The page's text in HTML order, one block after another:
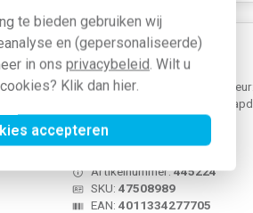
te bieden gebruiken wij
en (gepersonaliseerde)
in ons privacybeleid. Wilt u
Klik dan hier.
accepteren
tekstveld S1/B3/B7 wit glans
Montagewijze: Inbouw (stucwerk)
eenheden: 1 Afsluitbaar: Nee Met
Artikelnummer:445224
SKU:47508989
EAN:4011334277705